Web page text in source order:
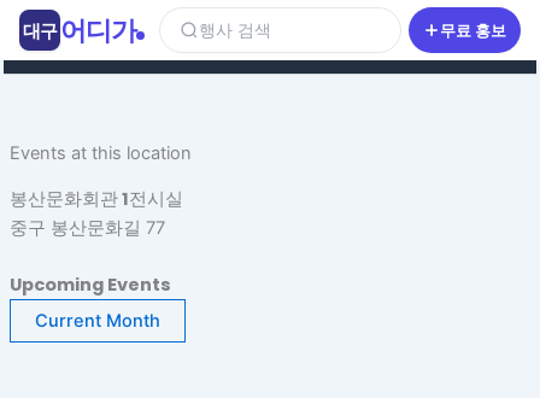
츠
너
뛰
기
Events at this location
봉산문화회관 1전시실
중구 봉산문화길 77
Upcoming Events
Current Month
대구 어디가 행사 검색 무료 홍보